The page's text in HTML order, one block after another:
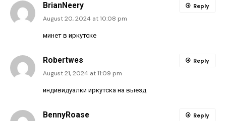
BrianNeery
August 20, 2024 at 10:08 pm
минет в иркутске
Reply
Robertwes
August 21, 2024 at 11:09 pm
индивидуалки иркутска на выезд
Reply
BennyRoase Reply